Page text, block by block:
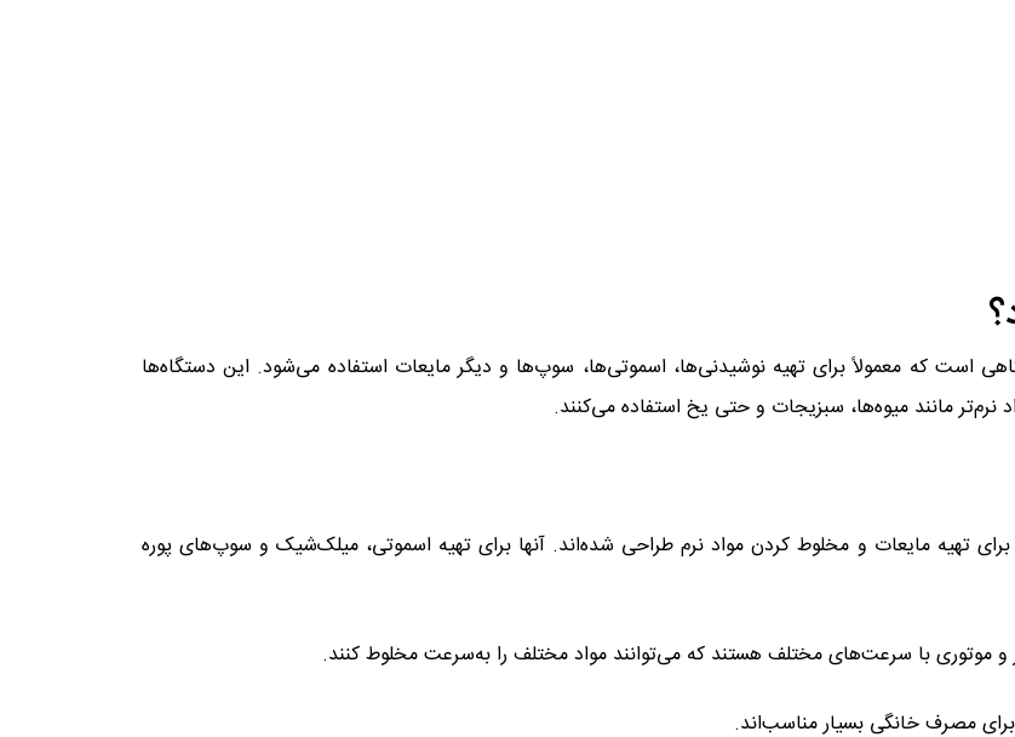
است که معمولاً برای تهیه نوشیدنی‌ها، اسموتی‌ها، سوپ‌ها و دیگر مایعات استفاده می‌شود. این دستگاه‌ها
نرم‌تر مانند میوه‌ها، سبزیجات و حتی یخ استفاده می‌کنند.
تهیه مایعات و مخلوط کردن مواد نرم طراحی شده‌اند. آنها برای تهیه اسموتی، میلک‌شیک و سوپ‌های پوره
و موتوری با سرعت‌های مختلف هستند که می‌توانند مواد مختلف را به‌سرعت مخلوط کنند.
برای مصرف خانگی بسیار مناسب‌اند.